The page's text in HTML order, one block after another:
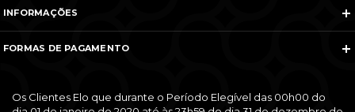
INFORMAÇÕES
FORMAS DE PAGAMENTO
Os Clientes Elo que durante o Período Elegível das 00h00 do